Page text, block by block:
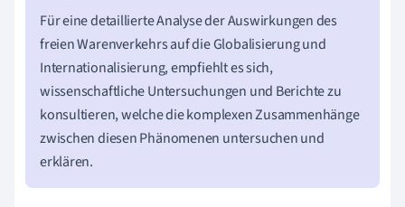
Für eine detaillierte Analyse der Auswirkungen des
freien Warenverkehrs auf die Globalisierung und
Internationalisierung, empfiehlt es sich,
wissenschaftliche Untersuchungen und Berichte zu
konsultieren, welche die komplexen Zusammenhänge
zwischen diesen Phänomenen untersuchen und
erklären.